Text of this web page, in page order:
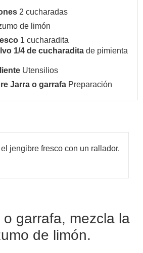
2 cucharadas
de limón
1 cucharadita
1/4 de cucharadita de pimienta
Utensilios
Jarra o garrafa Preparación
jengibre fresco con un rallador.
garrafa, mezcla la
de limón.